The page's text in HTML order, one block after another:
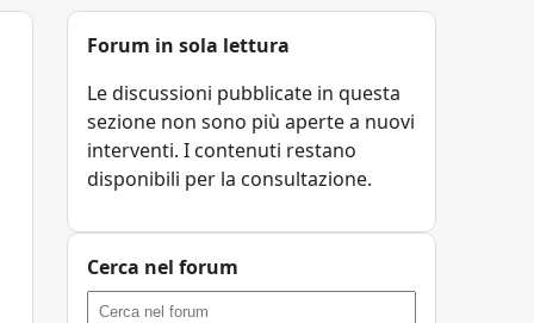
Forum in sola lettura
Le discussioni pubblicate in questa
sezione non sono più aperte a nuovi
interventi. I contenuti restano
disponibili per la consultazione.
Cerca nel forum